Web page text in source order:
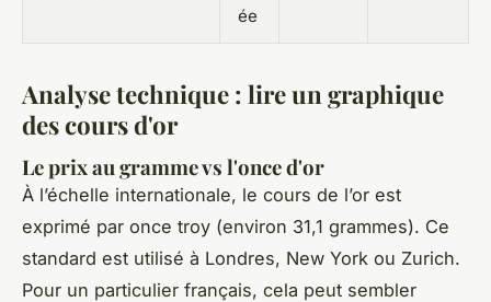
ée
Analyse technique : lire un graphique
des cours d'or
Le prix au gramme vs l'once d'or
À l’échelle internationale, le cours de l’or est
exprimé par once troy (environ 31,1 grammes). Ce
standard est utilisé à Londres, New York ou Zurich.
Pour un particulier français, cela peut sembler